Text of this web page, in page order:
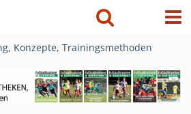
Konzepte, Trainingsmethoden